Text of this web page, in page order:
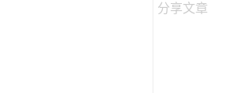
分享文章